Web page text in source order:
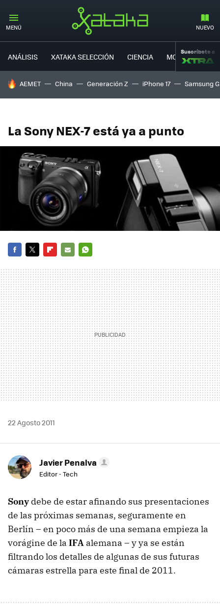
MENÚ NUEVO
ANÁLISIS XATAKA SELECCIÓN CIENCIA MOVILIDAD
Suscríbete a
HOY SE HABLA DE
AEMET China Generación Z iPhone 17 Samsung
La Sony NEX-7 está ya a punto
MAIL
22 Agosto 2011
Javier Penalva
Editor - Tech
Sonydebe de estar afinando sus presentaciones
de las próximas semanas, seguramente en
Berlín – en poco más de una semana empieza la
vorágine de la IFA alemana – y ya se están
filtrando los detalles de algunas de sus futuras
cámaras estrella para este final de 2011.